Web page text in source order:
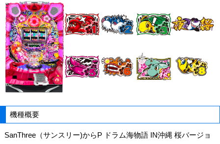
機種概要
SanThree（サンスリー)からP ドラム海物語 IN沖縄 桜バージョ